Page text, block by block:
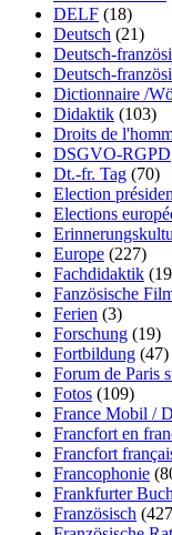
DELF (18)
Deutsch (21)
Deutsch-
Deutsch-
Dictionnaire /
Didaktik (103)
Droits de
DSGVO-RGPD
Dt.-fr. Tag (70)
Election
Elections
Europe (227)
Fachdidaktik
Fanzösische
Ferien (3)
Forschung (19)
Fortbildung (47)
Forum de Paris
Fotos (109)
France Mobil /
Francfort en
Francfort
Francophonie
Frankfurter
Französisch